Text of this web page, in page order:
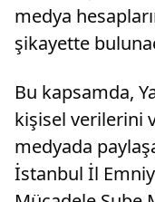
medya
şikayette
Bu kapsamda,
kişisel verilerini
medyada
İstanbul İl